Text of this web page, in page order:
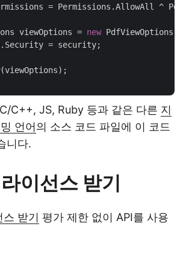
= Permissions.AllowAll ^
viewOptions =
new PdfViewOptions(
= security;
C++, JS, Ruby 등과 같은 다른 지
언어의 소스 코드 파일에 이 코드
니다.
이선스 받기
받기 평가 제한 없이 API를 사용